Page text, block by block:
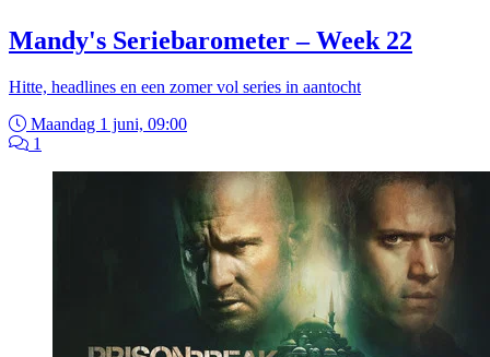
Mandy's Seriebarometer – Week 22
Hitte, headlines en een zomer vol series in aantocht
Maandag 1 juni, 09:00
1